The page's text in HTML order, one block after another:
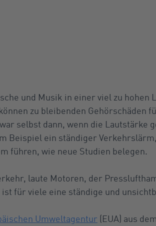
und Musik in einer viel zu hohen
zu bleibenden Gehörschäden
selbst dann, wenn die Lautstärke
Beispiel ein ständiger
führen, wie neue Studien belegen.
laute Motoren, der
für viele eine ständige und
Umweltagentur (EUA) aus